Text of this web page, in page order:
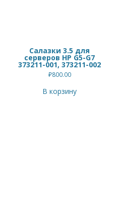
Cалазки 3.5 для
серверов HP G5-G7
373211-001, 373211-002
₽800.00
В корзину